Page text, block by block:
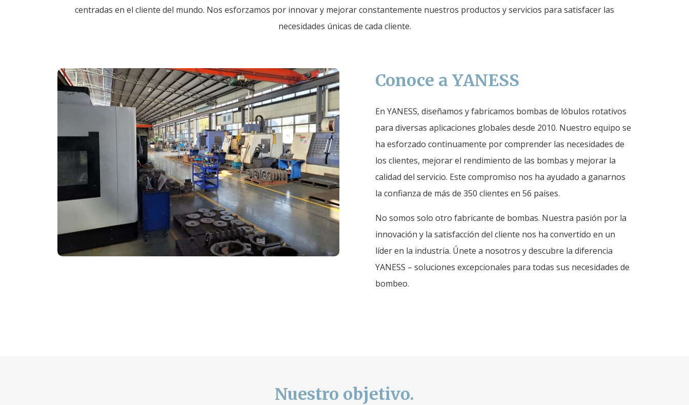
centradas en el cliente del mundo. Nos esforzamos por innovar y mejorar constantemente nuestros productos y servicios para satisfacer las
necesidades únicas de cada cliente.
Conoce a YANESS
En YANESS, diseñamos y fabricamos bombas de lóbulos rotativos
para diversas aplicaciones globales desde 2010. Nuestro equipo se
ha esforzado continuamente por comprender las necesidades de
los clientes, mejorar el rendimiento de las bombas y mejorar la
calidad del servicio. Este compromiso nos ha ayudado a ganarnos
la confianza de más de 350 clientes en 56 países.
No somos solo otro fabricante de bombas. Nuestra pasión por la
innovación y la satisfacción del cliente nos ha convertido en un
líder en la industria. Únete a nosotros y descubre la diferencia
YANESS – soluciones excepcionales para todas sus necesidades de
bombeo.
Nuestro objetivo.